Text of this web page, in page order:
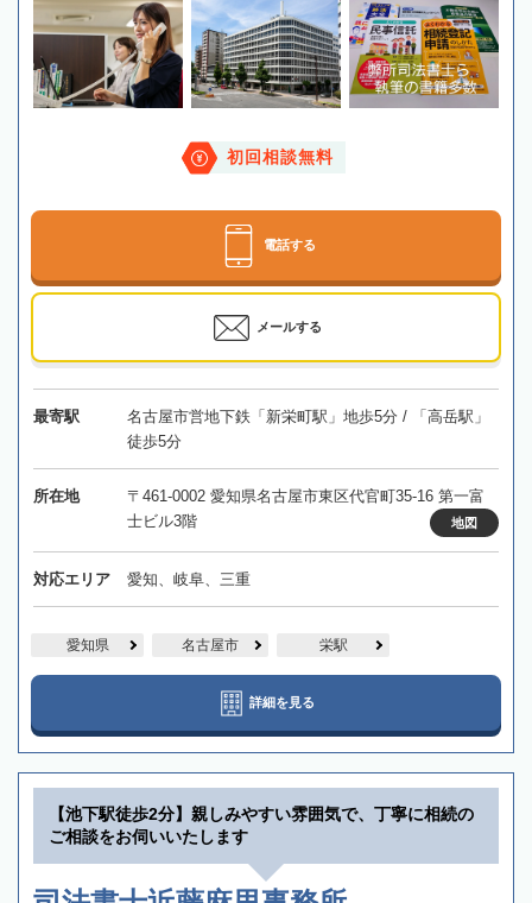
初回相談無料
電話する
メールする
最寄駅
名古屋市営地下鉄「新栄町駅」地歩5分 / 「高岳駅」
徒歩5分
所在地
〒461-0002 愛知県名古屋市東区代官町35-16 第一富
士ビル3階
地図
対応エリア 愛知、岐阜、三重
愛知県 名古屋市 栄駅
詳細を見る
【池下駅徒歩2分】親しみやすい雰囲気で、丁寧に相続の
ご相談をお伺いいたします